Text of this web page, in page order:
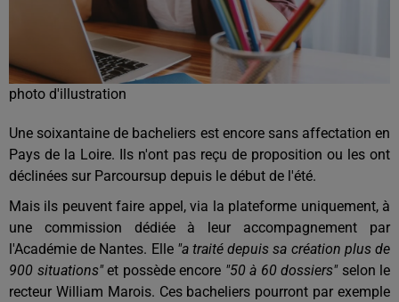
photo d'illustration
Une soixantaine de bacheliers est encore sans affectation en
Pays de la Loire. Ils n'ont pas reçu de proposition ou les ont
déclinées sur Parcoursup depuis le début de l'été.
Mais ils peuvent faire appel, via la plateforme uniquement, à
une commission dédiée à leur accompagnement par
l'Académie de Nantes. Elle "a traité depuis sa création plus de
900 situations"et possède encore "50 à 60 dossiers"selon le
recteur William Marois. Ces bacheliers pourront par exemple